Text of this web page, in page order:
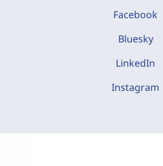
Facebook
Bluesky
LinkedIn
Instagram